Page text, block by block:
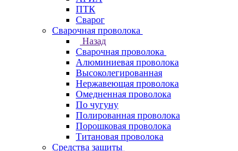
ПТК
Сварог
Сварочная проволока
Назад
Сварочная проволока
Алюминиевая проволока
Высоколегированная
Нержавеющая проволока
Омедненная проволока
По чугуну
Полированная проволока
Порошковая проволока
Титановая проволока
Средства защиты